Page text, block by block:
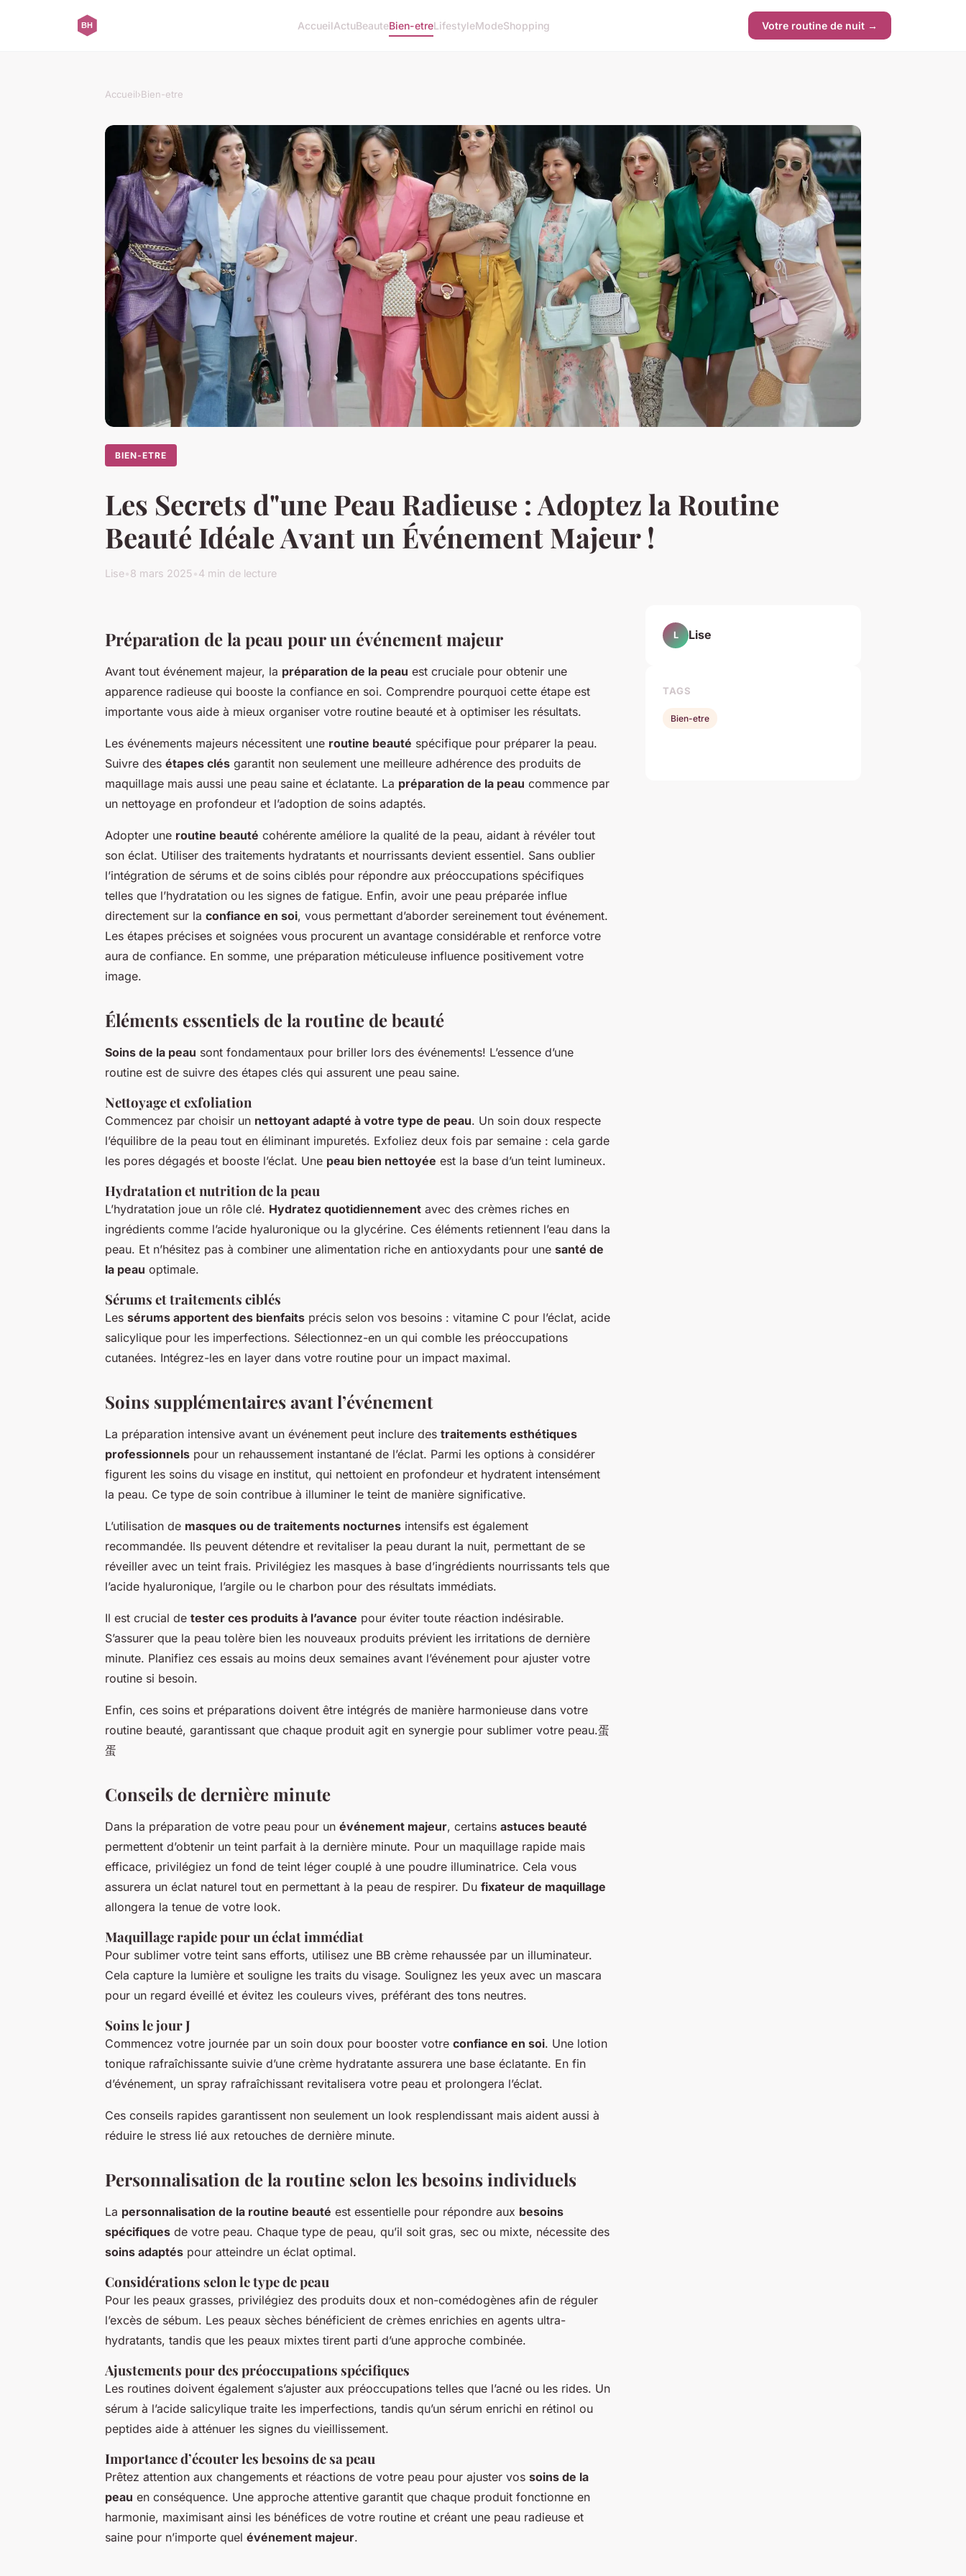
AccueilActuBeauteBien-etreLifestyleModeShopping Votre routine de nuit →
Accueil›Bien-etre
BIEN-ETRE
Les Secrets d"une Peau Radieuse : Adoptez la Routine
Beauté Idéale Avant un Événement Majeur !
Lise•8 mars 2025•4 min de lecture
Préparation de la peau pour un événement majeur
Avant tout événement majeur, la préparation de la peau est cruciale pour obtenir une
apparence radieuse qui booste la confiance en soi. Comprendre pourquoi cette étape est
importante vous aide à mieux organiser votre routine beauté et à optimiser les résultats.
Les événements majeurs nécessitent une routine beauté spécifique pour préparer la peau.
Suivre des étapes clés garantit non seulement une meilleure adhérence des produits de
maquillage mais aussi une peau saine et éclatante. La préparation de la peau commence par
un nettoyage en profondeur et l’adoption de soins adaptés.
Adopter une routine beauté cohérente améliore la qualité de la peau, aidant à révéler tout
son éclat. Utiliser des traitements hydratants et nourrissants devient essentiel. Sans oublier
l’intégration de sérums et de soins ciblés pour répondre aux préoccupations spécifiques
telles que l’hydratation ou les signes de fatigue. Enfin, avoir une peau préparée influe
directement sur la confiance en soi, vous permettant d’aborder sereinement tout événement.
Les étapes précises et soignées vous procurent un avantage considérable et renforce votre
aura de confiance. En somme, une préparation méticuleuse influence positivement votre
image.
Éléments essentiels de la routine de beauté
Soins de la peau sont fondamentaux pour briller lors des événements! L’essence d’une
routine est de suivre des étapes clés qui assurent une peau saine.
Nettoyage et exfoliation
Commencez par choisir un nettoyant adapté à votre type de peau. Un soin doux respecte
l’équilibre de la peau tout en éliminant impuretés. Exfoliez deux fois par semaine : cela garde
les pores dégagés et booste l’éclat. Une peau bien nettoyée est la base d’un teint lumineux.
Hydratation et nutrition de la peau
L’hydratation joue un rôle clé. Hydratez quotidiennement avec des crèmes riches en
ingrédients comme l’acide hyaluronique ou la glycérine. Ces éléments retiennent l’eau dans la
peau. Et n’hésitez pas à combiner une alimentation riche en antioxydants pour une santé de
la peau optimale.
Sérums et traitements ciblés
Les sérums apportent des bienfaits précis selon vos besoins : vitamine C pour l’éclat, acide
salicylique pour les imperfections. Sélectionnez-en un qui comble les préoccupations
cutanées. Intégrez-les en layer dans votre routine pour un impact maximal.
Soins supplémentaires avant l’événement
La préparation intensive avant un événement peut inclure des traitements esthétiques
professionnels pour un rehaussement instantané de l’éclat. Parmi les options à considérer
figurent les soins du visage en institut, qui nettoient en profondeur et hydratent intensément
la peau. Ce type de soin contribue à illuminer le teint de manière significative.
L’utilisation de masques ou de traitements nocturnes intensifs est également
recommandée. Ils peuvent détendre et revitaliser la peau durant la nuit, permettant de se
réveiller avec un teint frais. Privilégiez les masques à base d’ingrédients nourrissants tels que
l’acide hyaluronique, l’argile ou le charbon pour des résultats immédiats.
Il est crucial de tester ces produits à l’avance pour éviter toute réaction indésirable.
S’assurer que la peau tolère bien les nouveaux produits prévient les irritations de dernière
minute. Planifiez ces essais au moins deux semaines avant l’événement pour ajuster votre
routine si besoin.
Enfin, ces soins et préparations doivent être intégrés de manière harmonieuse dans votre
routine beauté, garantissant que chaque produit agit en synergie pour sublimer votre peau.蛋
蛋
Conseils de dernière minute
Dans la préparation de votre peau pour un événement majeur, certains astuces beauté
permettent d’obtenir un teint parfait à la dernière minute. Pour un maquillage rapide mais
efficace, privilégiez un fond de teint léger couplé à une poudre illuminatrice. Cela vous
assurera un éclat naturel tout en permettant à la peau de respirer. Du fixateur de maquillage
allongera la tenue de votre look.
Maquillage rapide pour un éclat immédiat
Pour sublimer votre teint sans efforts, utilisez une BB crème rehaussée par un illuminateur.
Cela capture la lumière et souligne les traits du visage. Soulignez les yeux avec un mascara
pour un regard éveillé et évitez les couleurs vives, préférant des tons neutres.
Soins le jour J
Commencez votre journée par un soin doux pour booster votre confiance en soi. Une lotion
tonique rafraîchissante suivie d’une crème hydratante assurera une base éclatante. En fin
d’événement, un spray rafraîchissant revitalisera votre peau et prolongera l’éclat.
Ces conseils rapides garantissent non seulement un look resplendissant mais aident aussi à
réduire le stress lié aux retouches de dernière minute.
Personnalisation de la routine selon les besoins individuels
La personnalisation de la routine beauté est essentielle pour répondre aux besoins
spécifiques de votre peau. Chaque type de peau, qu’il soit gras, sec ou mixte, nécessite des
soins adaptés pour atteindre un éclat optimal.
Considérations selon le type de peau
Pour les peaux grasses, privilégiez des produits doux et non-comédogènes afin de réguler
l’excès de sébum. Les peaux sèches bénéficient de crèmes enrichies en agents ultra-
hydratants, tandis que les peaux mixtes tirent parti d’une approche combinée.
Ajustements pour des préoccupations spécifiques
Les routines doivent également s’ajuster aux préoccupations telles que l’acné ou les rides. Un
sérum à l’acide salicylique traite les imperfections, tandis qu’un sérum enrichi en rétinol ou
peptides aide à atténuer les signes du vieillissement.
Importance d’écouter les besoins de sa peau
Prêtez attention aux changements et réactions de votre peau pour ajuster vos soins de la
peau en conséquence. Une approche attentive garantit que chaque produit fonctionne en
harmonie, maximisant ainsi les bénéfices de votre routine et créant une peau radieuse et
saine pour n’importe quel événement majeur.
L Lise
TAGS
Bien-etre